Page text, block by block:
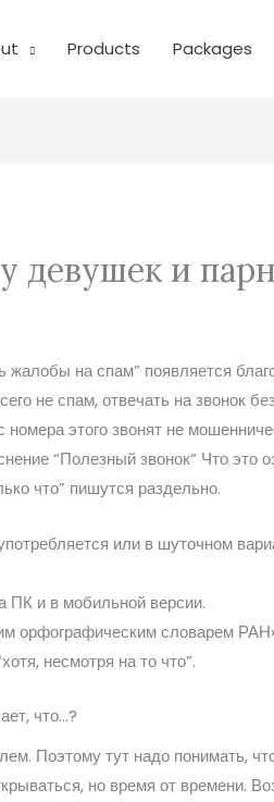
Products Packages
девушек и
жалобы на спам” появляется
не спам, отвечать на звонок
этого звонят не
“Полезный звонок” Что это
что” пишутся раздельно.
или в шуточном
ПК и в мобильной версии.
орфографическим словарем
несмотря на то что”.
что…?
Поэтому тут надо понимать,
но время от времени.